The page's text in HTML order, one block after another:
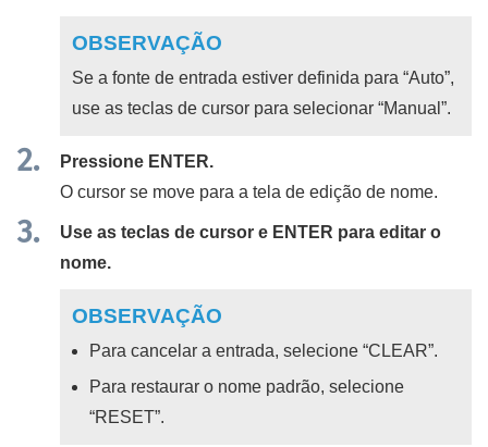
OBSERVAÇÃO
Se a fonte de entrada estiver definida para “Auto”,
use as teclas de cursor para selecionar “Manual”.
Pressione ENTER.
O cursor se move para a tela de edição de nome.
Use as teclas de cursor e ENTER para editar o
nome.
OBSERVAÇÃO
Para cancelar a entrada, selecione “CLEAR”.
Para restaurar o nome padrão, selecione
“RESET”.